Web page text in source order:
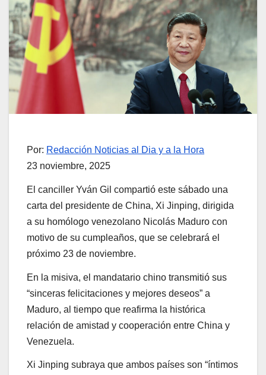
Por: Redacción Noticias al Dia y a la Hora
23 noviembre, 2025
El canciller Yván Gil compartió este sábado una
carta del presidente de China, Xi Jinping, dirigida
a su homólogo venezolano Nicolás Maduro con
motivo de su cumpleaños, que se celebrará el
próximo 23 de noviembre.
En la misiva, el mandatario chino transmitió sus
“sinceras felicitaciones y mejores deseos” a
Maduro, al tiempo que reafirma la histórica
relación de amistad y cooperación entre China y
Venezuela.
Xi Jinping subraya que ambos países son “íntimos